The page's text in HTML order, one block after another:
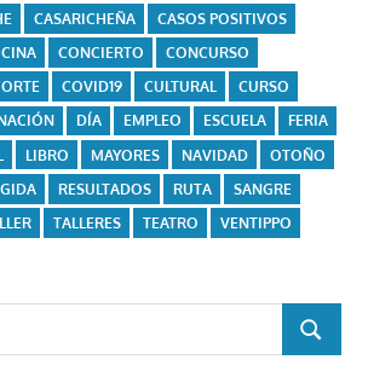
CASARICHEÑA
CASOS POSITIVOS
CONCIERTO
CONCURSO
COVID19 CULTURAL
CURSO
DÍA EMPLEO ESCUELA
FERIA
LIBRO MAYORES NAVIDAD
OTOÑO
RESULTADOS RUTA
SANGRE
TALLERES TEATRO
VENTIPPO
BUSCAR